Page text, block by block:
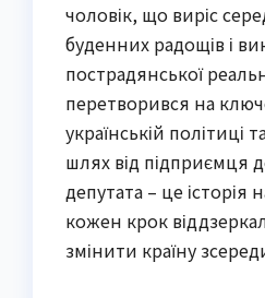
чоловік, що виріс
буденних радощів і
пострадянської
перетворився на
українській політиці
шлях від підприємця
депутата – це історія
кожен крок
змінити країну